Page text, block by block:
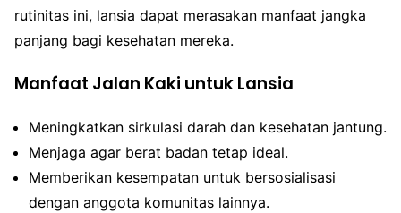
rutinitas ini, lansia dapat merasakan manfaat jangka
panjang bagi kesehatan mereka.
Manfaat Jalan Kaki untuk Lansia
Meningkatkan sirkulasi darah dan kesehatan jantung.
Menjaga agar berat badan tetap ideal.
Memberikan kesempatan untuk bersosialisasi
dengan anggota komunitas lainnya.